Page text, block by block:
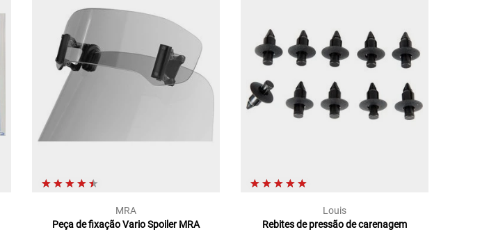
MRA
Peça de fixação Vario Spoiler MRA
Louis
Rebites de pressão de carenagem